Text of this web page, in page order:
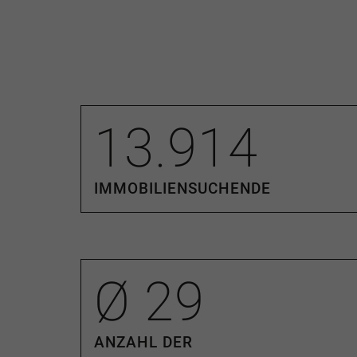
Erfahrung und Empathie vereint –
mit Dr. OEBELS + partner, den Besten in
Jahre Erfahrungin der
Fundierte regionale Marktkenntnis
Marktdurchdringung
✔Professionelle Vermarktungmit
–
Top-Immobilienmakler 2025 -
Auszeichnungen)Unsere geprüften
Gladbach und Umgebung
13.914
IMMOBILIENSUCHENDE
Ø 29
ANZAHL DER